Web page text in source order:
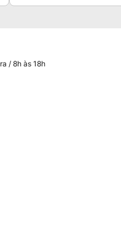
/ 8h às 18h